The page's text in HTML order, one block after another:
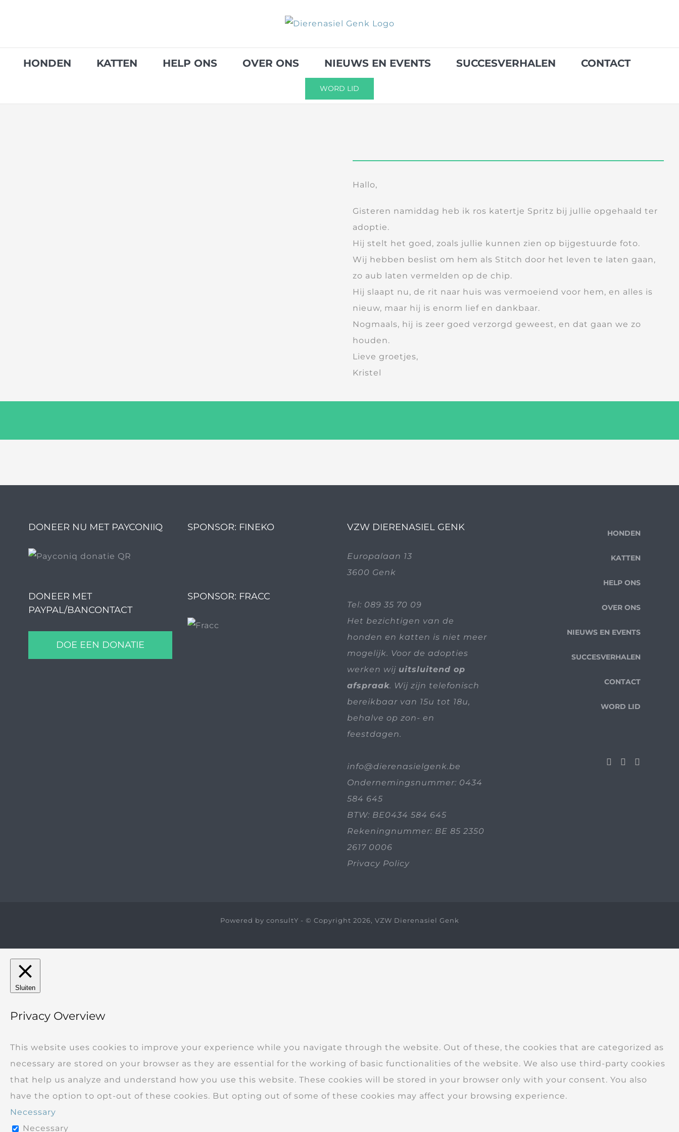
HONDEN KATTEN HELP ONS OVER ONS NIEUWS EN EVENTS SUCCESVERHALEN CONTACT
WORD LID
Hallo,
Gisteren namiddag heb ik ros katertje Spritz bij jullie opgehaald ter
adoptie.
Hij stelt het goed, zoals jullie kunnen zien op bijgestuurde foto.
Wij hebben beslist om hem als Stitch door het leven te laten gaan,
zo aub laten vermelden op de chip.
Hij slaapt nu, de rit naar huis was vermoeiend voor hem, en alles is
nieuw, maar hij is enorm lief en dankbaar.
Nogmaals, hij is zeer goed verzorgd geweest, en dat gaan we zo
houden.
Lieve groetjes,
Kristel
DONEER NU MET PAYCONIIQ
DONEER MET
PAYPAL/BANCONTACT
DOE EEN DONATIE
SPONSOR: FINEKO
SPONSOR: FRACC
VZW DIERENASIEL GENK
Europalaan 13
3600 Genk
Tel: 089 35 70 09
Het bezichtigen van de
honden en katten is niet meer
mogelijk. Voor de adopties
werken wij uitsluitend op
afspraak. Wij zijn telefonisch
bereikbaar van 15u tot 18u,
behalve op zon- en
feestdagen.
info@dierenasielgenk.be
Ondernemingsnummer: 0434
584 645
BTW: BE0434 584 645
Rekeningnummer: BE 85 2350
2617 0006
Privacy Policy
HONDEN
KATTEN
HELP ONS
OVER ONS
NIEUWS EN EVENTS
SUCCESVERHALEN
CONTACT
WORD LID
Powered by consultY - © Copyright 2026, VZW Dierenasiel Genk
Sluiten
Privacy Overview
This website uses cookies to improve your experience while you navigate through the website. Out of these, the cookies that are categorized as
necessary are stored on your browser as they are essential for the working of basic functionalities of the website. We also use third-party cookies
that help us analyze and understand how you use this website. These cookies will be stored in your browser only with your consent. You also
have the option to opt-out of these cookies. But opting out of some of these cookies may affect your browsing experience.
Necessary
Necessary